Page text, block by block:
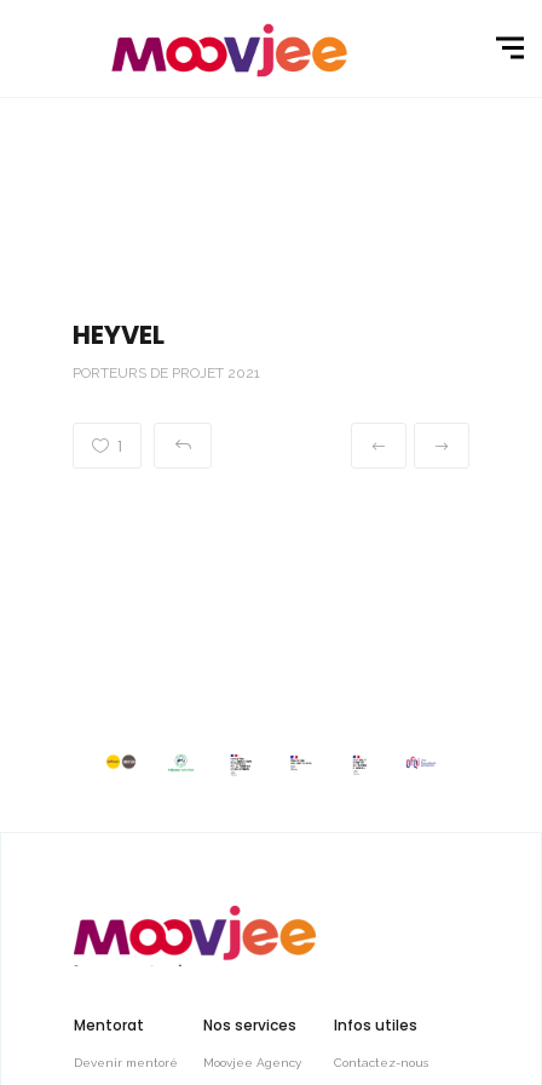
HEYVEL
PORTEURS DE PROJET 2021
1
Mentorat
Devenir mentoré
Nos services
Moovjee Agency
Infos utiles
Contactez-nous